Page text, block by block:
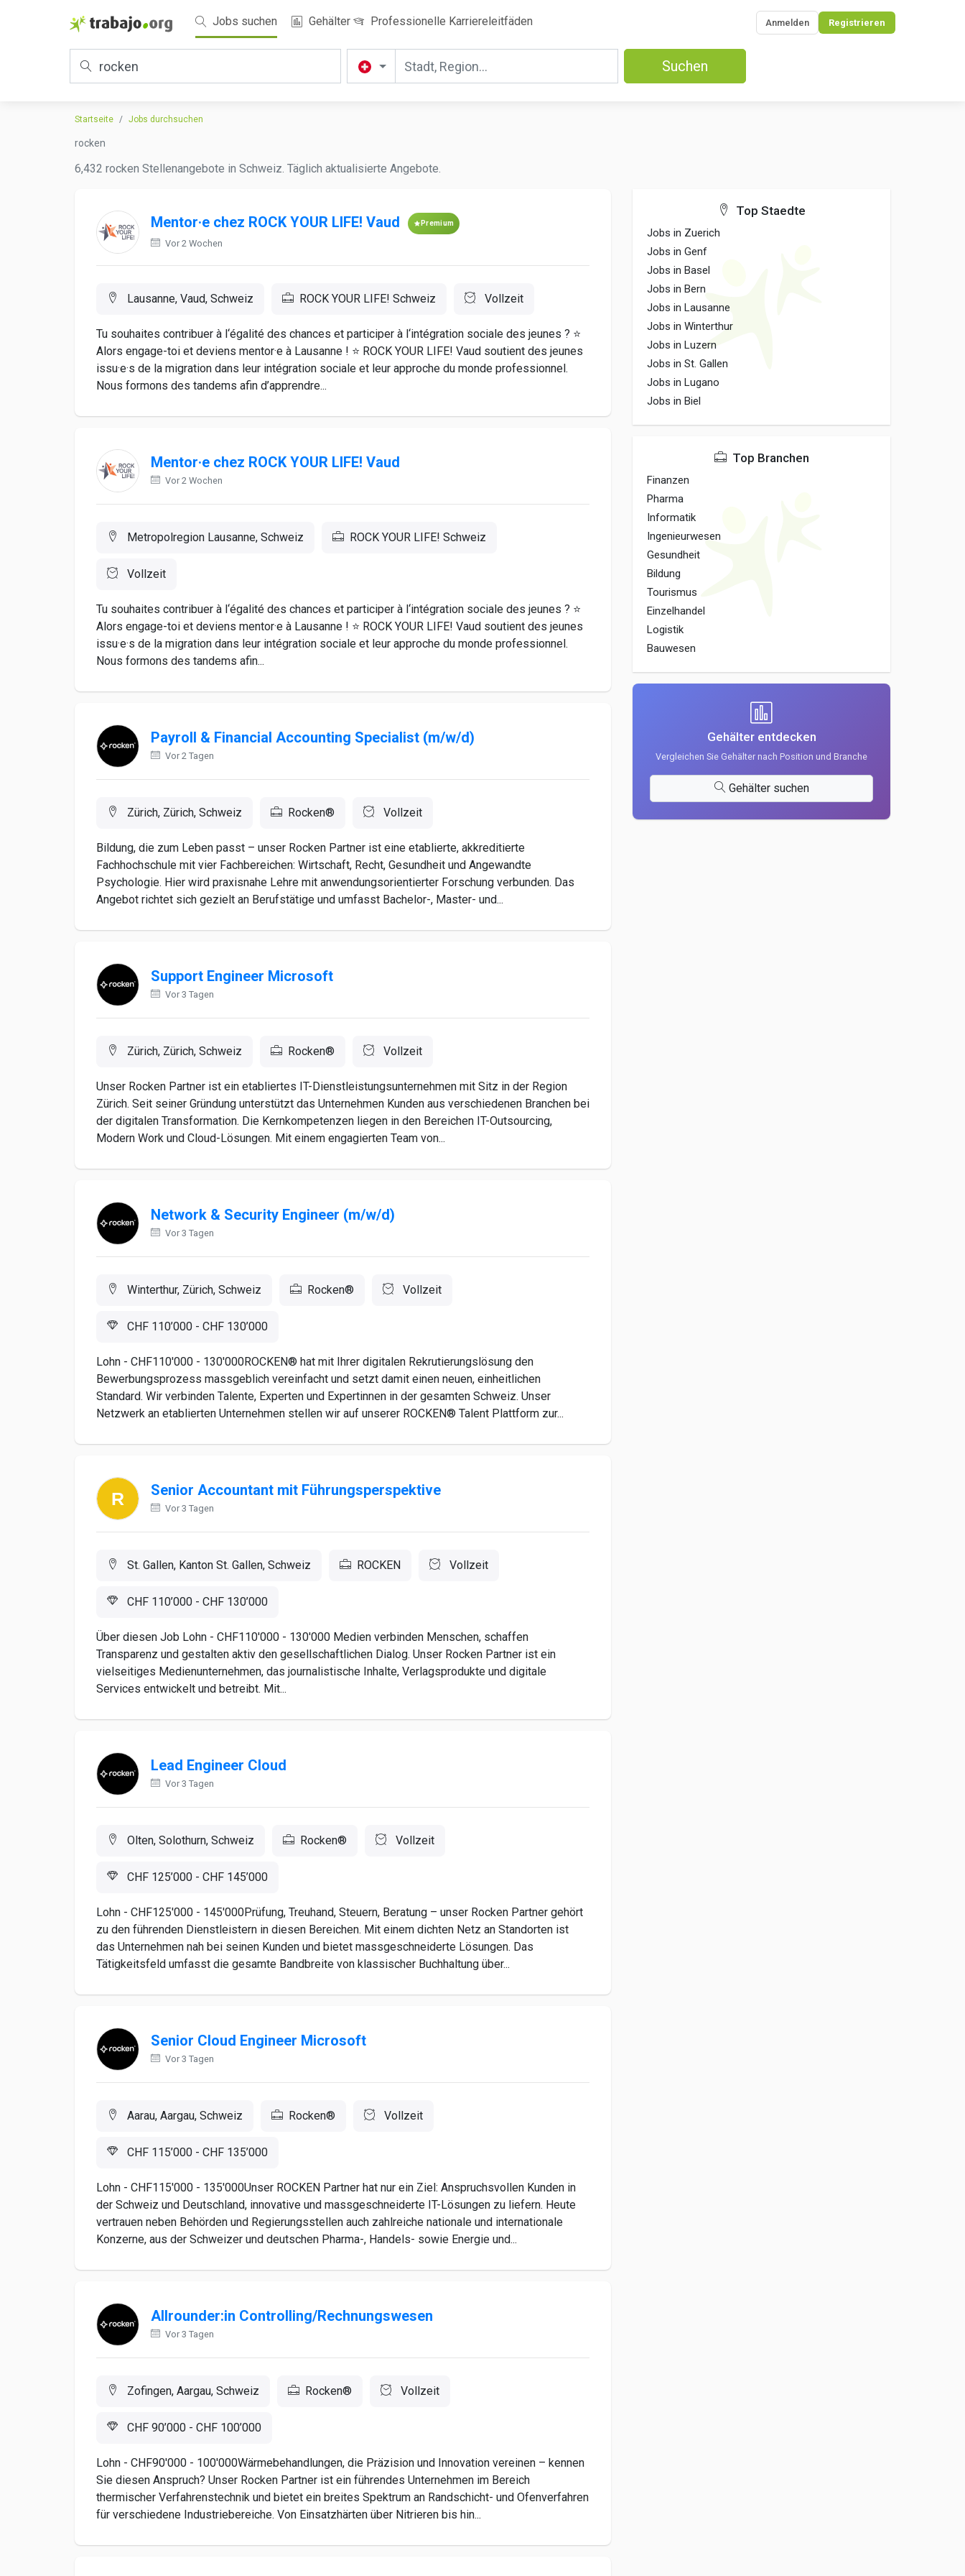
Jobs suchen Gehälter Professionelle Karriereleitfäden Anmelden Registrieren
Suchen
Startseite Jobs durchsuchen
rocken
6,432 rocken Stellenangebote in Schweiz. Täglich aktualisierte Angebote.
Mentor·e chez ROCK YOUR LIFE! Vaud Premium
Vor 2 Wochen
Lausanne, Vaud, Schweiz ROCK YOUR LIFE! Schweiz Vollzeit
Tu souhaites contribuer à l‘égalité des chances et participer à l‘intégration sociale des jeunes ? ⭐
Alors engage-toi et deviens mentor·e à Lausanne ! ⭐ ROCK YOUR LIFE! Vaud soutient des jeunes
issu·e·s de la migration dans leur intégration sociale et leur approche du monde professionnel.
Nous formons des tandems afin d’apprendre...
Mentor·e chez ROCK YOUR LIFE! Vaud
Vor 2 Wochen
Metropolregion Lausanne, Schweiz ROCK YOUR LIFE! Schweiz
Vollzeit
Tu souhaites contribuer à l‘égalité des chances et participer à l‘intégration sociale des jeunes ? ⭐
Alors engage-toi et deviens mentor·e à Lausanne ! ⭐ ROCK YOUR LIFE! Vaud soutient des jeunes
issu·e·s de la migration dans leur intégration sociale et leur approche du monde professionnel.
Nous formons des tandems afin...
Payroll & Financial Accounting Specialist (m/w/d)
Vor 2 Tagen
Zürich, Zürich, Schweiz Rocken® Vollzeit
Bildung, die zum Leben passt – unser Rocken Partner ist eine etablierte, akkreditierte
Fachhochschule mit vier Fachbereichen: Wirtschaft, Recht, Gesundheit und Angewandte
Psychologie. Hier wird praxisnahe Lehre mit anwendungsorientierter Forschung verbunden. Das
Angebot richtet sich gezielt an Berufstätige und umfasst Bachelor-, Master- und...
Support Engineer Microsoft
Vor 3 Tagen
Zürich, Zürich, Schweiz Rocken® Vollzeit
Unser Rocken Partner ist ein etabliertes IT-Dienstleistungsunternehmen mit Sitz in der Region
Zürich. Seit seiner Gründung unterstützt das Unternehmen Kunden aus verschiedenen Branchen bei
der digitalen Transformation. Die Kernkompetenzen liegen in den Bereichen IT-Outsourcing,
Modern Work und Cloud-Lösungen. Mit einem engagierten Team von...
Network & Security Engineer (m/w/d)
Vor 3 Tagen
Winterthur, Zürich, Schweiz Rocken® Vollzeit
CHF 110’000 - CHF 130’000
Lohn - CHF110'000 - 130'000ROCKEN® hat mit Ihrer digitalen Rekrutierungslösung den
Bewerbungsprozess massgeblich vereinfacht und setzt damit einen neuen, einheitlichen
Standard. Wir verbinden Talente, Experten und Expertinnen in der gesamten Schweiz. Unser
Netzwerk an etablierten Unternehmen stellen wir auf unserer ROCKEN® Talent Plattform zur...
Senior Accountant mit Führungsperspektive
Vor 3 Tagen
St. Gallen, Kanton St. Gallen, Schweiz ROCKEN Vollzeit
CHF 110’000 - CHF 130’000
Über diesen Job Lohn - CHF110'000 - 130'000 Medien verbinden Menschen, schaffen
Transparenz und gestalten aktiv den gesellschaftlichen Dialog. Unser Rocken Partner ist ein
vielseitiges Medienunternehmen, das journalistische Inhalte, Verlagsprodukte und digitale
Services entwickelt und betreibt. Mit...
Lead Engineer Cloud
Vor 3 Tagen
Olten, Solothurn, Schweiz Rocken® Vollzeit
CHF 125’000 - CHF 145’000
Lohn - CHF125'000 - 145'000Prüfung, Treuhand, Steuern, Beratung – unser Rocken Partner gehört
zu den führenden Dienstleistern in diesen Bereichen. Mit einem dichten Netz an Standorten ist
das Unternehmen nah bei seinen Kunden und bietet massgeschneiderte Lösungen. Das
Tätigkeitsfeld umfasst die gesamte Bandbreite von klassischer Buchhaltung über...
Senior Cloud Engineer Microsoft
Vor 3 Tagen
Aarau, Aargau, Schweiz Rocken® Vollzeit
CHF 115’000 - CHF 135’000
Lohn - CHF115'000 - 135'000Unser ROCKEN Partner hat nur ein Ziel: Anspruchsvollen Kunden in
der Schweiz und Deutschland, innovative und massgeschneiderte IT-Lösungen zu liefern. Heute
vertrauen neben Behörden und Regierungsstellen auch zahlreiche nationale und internationale
Konzerne, aus der Schweizer und deutschen Pharma-, Handels- sowie Energie und...
Allrounder:in Controlling/Rechnungswesen
Vor 3 Tagen
Zofingen, Aargau, Schweiz Rocken® Vollzeit
CHF 90’000 - CHF 100’000
Lohn - CHF90'000 - 100'000Wärmebehandlungen, die Präzision und Innovation vereinen – kennen
Sie diesen Anspruch? Unser Rocken Partner ist ein führendes Unternehmen im Bereich
thermischer Verfahrenstechnik und bietet ein breites Spektrum an Randschicht- und Ofenverfahren
für verschiedene Industriebereiche. Von Einsatzhärten über Nitrieren bis hin...
Top Staedte
Jobs in Zuerich
Jobs in Genf
Jobs in Basel
Jobs in Bern
Jobs in Lausanne
Jobs in Winterthur
Jobs in Luzern
Jobs in St. Gallen
Jobs in Lugano
Jobs in Biel
Top Branchen
Finanzen
Pharma
Informatik
Ingenieurwesen
Gesundheit
Bildung
Tourismus
Einzelhandel
Logistik
Bauwesen
Gehälter entdecken
Vergleichen Sie Gehälter nach Position und Branche
Gehälter suchen